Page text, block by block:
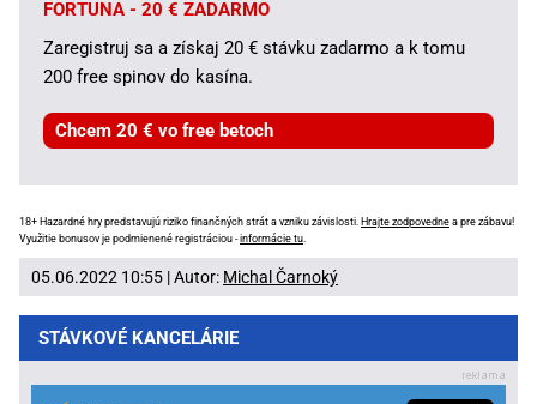
FORTUNA - 20 € ZADARMO
Zaregistruj sa a získaj 20 € stávku zadarmo a k tomu
200 free spinov do kasína.
Chcem 20 € vo free betoch
18+ Hazardné hry predstavujú riziko finančných strát a vzniku závislosti. Hrajte zodpovedne a pre zábavu!
Využitie bonusov je podmienené registráciou -informácie tu.
05.06.2022 10:55 | Autor: Michal Čarnoký
STÁVKOVÉ KANCELÁRIE